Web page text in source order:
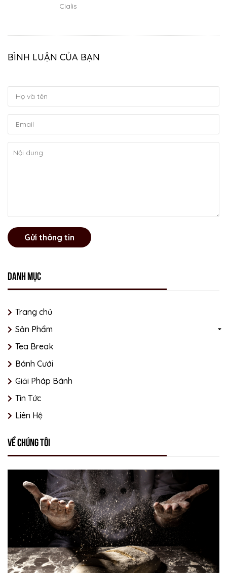
Cialis
BÌNH LUẬN CỦA BẠN
Gửi thông tin
Danh mục
Trang chủ
Sản Phẩm
Tea Break
Bánh Cưới
Giải Pháp Bánh
Tin Tức
Liên Hệ
Về chúng tôi